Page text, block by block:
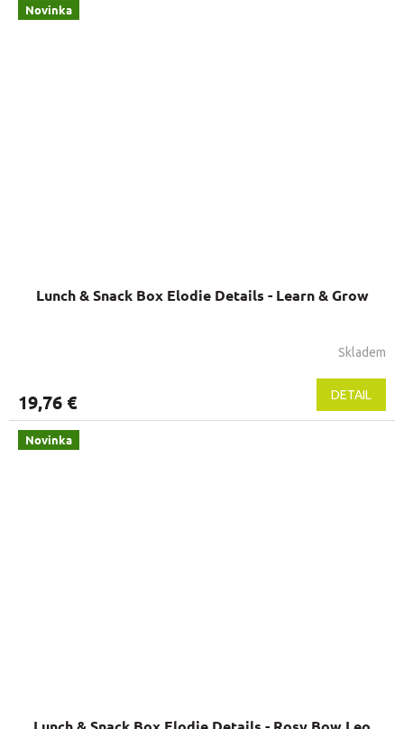
Novinka
Lunch & Snack Box Elodie Details - Learn & Grow
Skladem
19,76 € DETAIL
Novinka